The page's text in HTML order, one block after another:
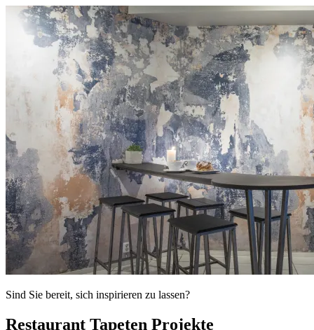
Sind Sie bereit, sich inspirieren zu lassen?
Restaurant Tapeten Projekte